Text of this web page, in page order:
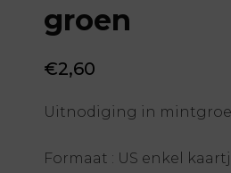
groen
€2,60
Uitnodiging in
Formaat : US enkel